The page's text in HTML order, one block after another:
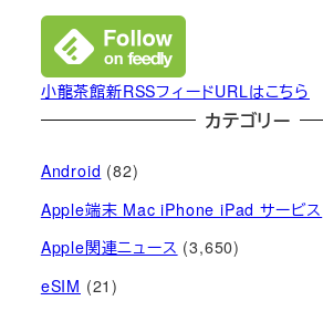
小龍茶館新RSSフィードURLはこちら
カテゴリー
Android (82)
Apple端末 Mac iPhone iPad サービス
Apple関連ニュース (3,650)
eSIM (21)